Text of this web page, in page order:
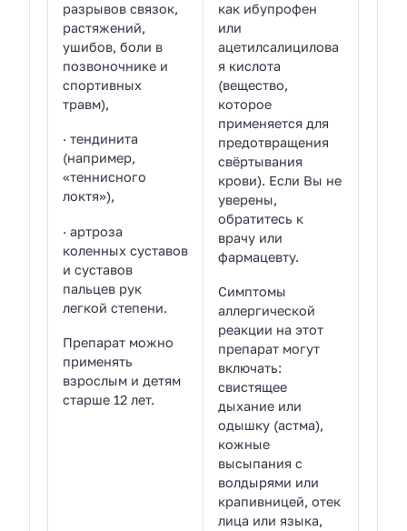
разрывов связок,
растяжений,
ушибов, боли в
позвоночнике и
спортивных
травм),
· тендинита
(например,
«теннисного
локтя»),
· артроза
коленных суставов
и суставов
пальцев рук
легкой степени.
Препарат можно
применять
взрослым и детям
старше 12 лет.
как ибупрофен
или
ацетилсалицилова
я кислота
(вещество,
которое
применяется для
предотвращения
свёртывания
крови). Если Вы не
уверены,
обратитесь к
врачу или
фармацевту.
Симптомы
аллергической
реакции на этот
препарат могут
включать:
свистящее
дыхание или
одышку (астма),
кожные
высыпания с
волдырями или
крапивницей, отек
лица или языка,